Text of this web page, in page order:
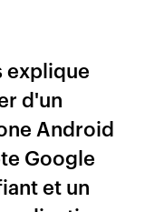
explique
d'un
Android
Google
et un